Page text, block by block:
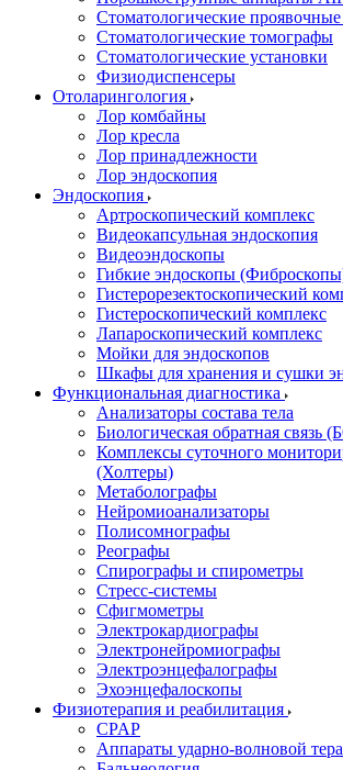
Стоматологические
Стоматологические томографы
Стоматологические установки
Физиодиспенсеры
Отоларингология
Лор комбайны
Лор кресла
Лор принадлежности
Лор эндоскопия
Эндоскопия
Артроскопический комплекс
Видеокапсульная эндоскопия
Видеоэндоскопы
Гибкие эндоскопы
Гистерорезектоскопический
Гистероскопический комплекс
Лапароскопический комплекс
Мойки для эндоскопов
Шкафы для хранения и сушки
Функциональная диагностика
Анализаторы состава тела
Биологическая обратная связь
Комплексы суточного
(Холтеры)
Метаболографы
Нейромиоанализаторы
Полисомнографы
Реографы
Спирографы и спирометры
Стресс-системы
Сфигмометры
Электрокардиографы
Электронейромиографы
Электроэнцефалографы
Эхоэнцефалоскопы
Физиотерапия и реабилитация
CPAP
Аппараты ударно-волновой